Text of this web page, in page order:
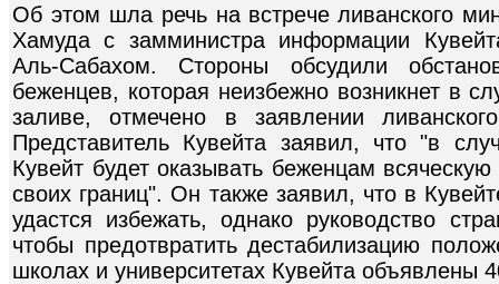
Об этом шла речь на встрече ливанского
Хамуда с замминистра информации
Аль-Сабахом. Стороны обсудили
беженцев, которая неизбежно возникнет в
заливе, отмечено в заявлении
Представитель Кувейта заявил, что "в
Кувейт будет оказывать беженцам
своих границ". Он также заявил, что в
удастся избежать, однако руководство
чтобы предотвратить дестабилизацию
школах и университетах Кувейта объявлены